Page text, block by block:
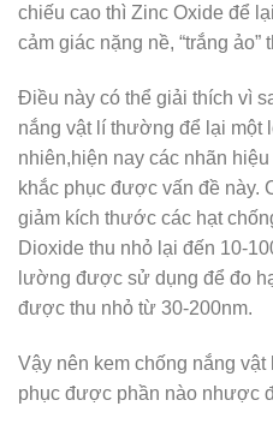
chiếu cao thì Zinc Oxide để
cảm giác nặng nề, “trắng ảo”
Điều này có thể giải thích vì
nắng vật lí thường để lại một
nhiên,hiện nay các nhãn
khắc phục được vấn đề này.
giảm kích thước các hạt
Dioxide thu nhỏ lại đến 10-
lường được sử dụng để đo
được thu nhỏ từ 30-200nm.
Vậy nên kem chống nắng
phục được phần nào nhược